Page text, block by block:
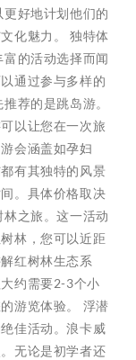
好地计划他们的
化魅力。 独特体
的活动选择而闻
通过参与多样的
荐的是跳岛游。
以让您在一次旅
会涵盖如孕妇
有其独特的风景
。具体价格取决
之旅。这一活动
林，您可以近距
红树林生态系
约需要2-3个小
游览体验。 浮潜
佳活动。浪卡威
无论是初学者还